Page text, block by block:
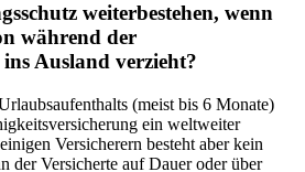
weiterbestehen, wenn
während der
Ausland verzieht?
(meist bis 6 Monate)
ein welt­weiter
Versicherern besteht aber kein
der Versicherte auf Dauer oder über